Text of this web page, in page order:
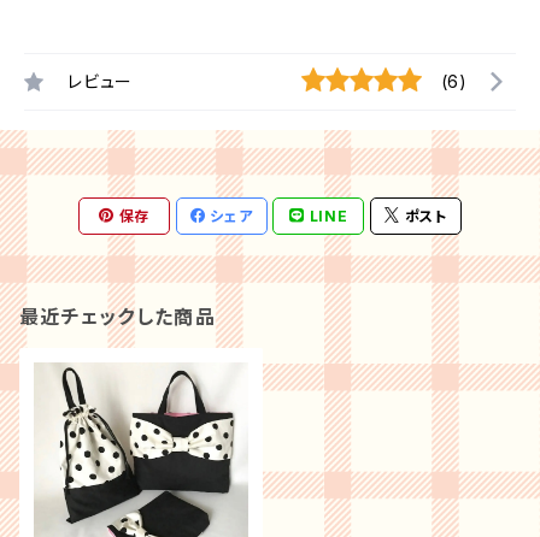
レビュー (6)
保存 シェア LINE ポスト
最近チェックした商品